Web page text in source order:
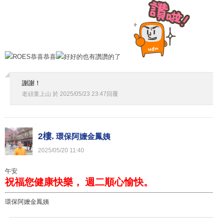
好好的也有讚讚的了
謝謝！
老頑童上山 於 2025/05/23 23:47 回覆
2樓. 環保阿嬤金鳳姨
2025/05/20 11:40
午安
祝福您健康快樂， 週二順心愉快。
環保阿嬤金鳳姨